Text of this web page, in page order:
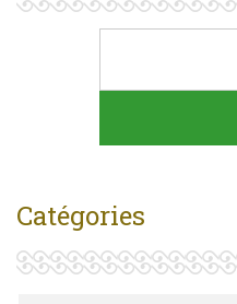
Catégories